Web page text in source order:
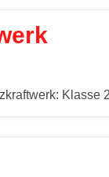
Klasse